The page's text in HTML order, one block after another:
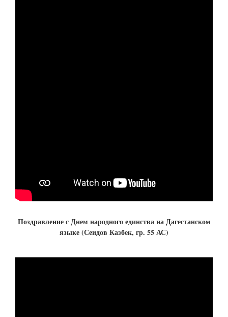
Поздравление с Днем народного единства на Дагестанском
языке (Сеидов Казбек, гр. 55 АС)